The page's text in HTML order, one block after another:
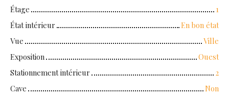
Étage
1
État intérieur
En bon état
Vue
Ville
Exposition
Ouest
Stationnement intérieur
2
Cave
Non